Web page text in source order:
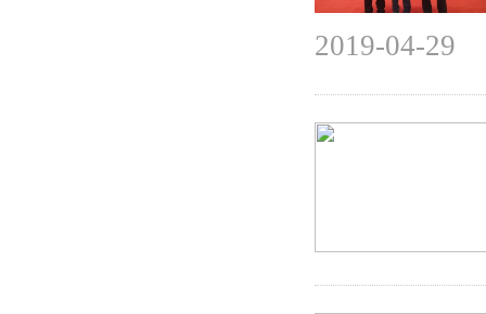
2019-04-29